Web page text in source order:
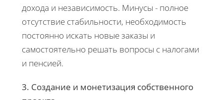
дохода и независимость. Минусы - полное
отсутствие стабильности, необходимость
постоянно искать новые заказы и
самостоятельно решать вопросы с налогами
и пенсией.
3. Создание и монетизация собственного